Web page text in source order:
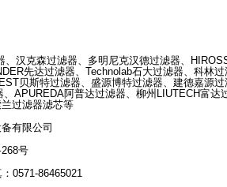
汉克森过滤器、多明尼克汉德过滤器、
先达过滤器、 Technolab石大过滤器、科林
贝斯特过滤器、盛源博特过滤器、建德嘉源
APUREDA阿普达过滤器、柳州 LIUTECH富达
过滤器滤芯等
有限公司
268号
0571-86465021